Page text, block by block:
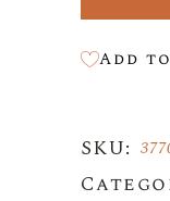
Add
SKU: